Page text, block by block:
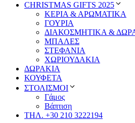
CHRISTMAS GIFTS 2025
ΚΕΡΙΑ & ΑΡΩΜΑΤΙΚΑ
ΓΟΥΡΙΑ
ΔΙΑΚΟΣΜΗΤΙΚΑ &
ΜΠΑΛΕΣ
ΣΤΕΦΑΝΙΑ
ΧΩΡΙΟΥΔΑΚΙΑ
ΔΩΡΑΚΙΑ
ΚΟΥΦΕΤΑ
ΣΤΟΛΙΣΜΟΙ
Γάμος
Βάπτιση
ΤΗΛ. +30 210 3222194